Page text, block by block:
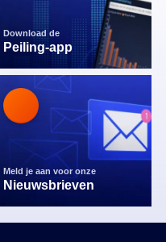
Download de
Peiling-app
Meld je aan voor onze
Nieuwsbrieven